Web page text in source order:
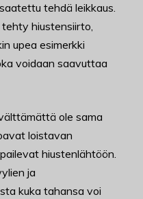
tehdä leikkaus.
hiustensiirto,
upea esimerkki
voidaan saavuttaa
ole sama
loistavan
hiustenlähtöön.
ja
kuka tahansa voi